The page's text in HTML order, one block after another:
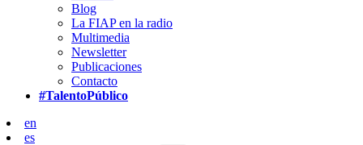
Blog
La FIAP en la radio
Multimedia
Newsletter
Publicaciones
Contacto
#TalentoPúblico
en
es